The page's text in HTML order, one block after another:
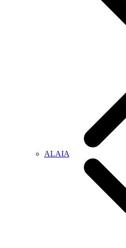
ALAIA